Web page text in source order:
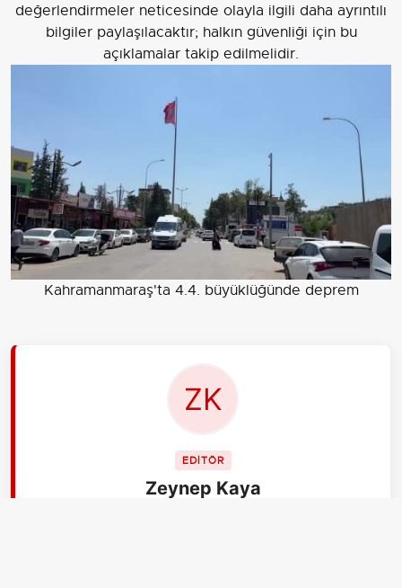
değerlendirmeler neticesinde olayla ilgili daha ayrıntılı
bilgiler paylaşılacaktır; halkın güvenliği için bu
açıklamalar takip edilmelidir.
Kahramanmaraş'ta 4.4. büyüklüğünde deprem
EDİTÖR
Zeynep Kaya